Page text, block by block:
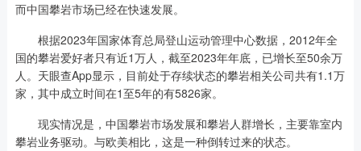
而中国攀岩市场已经在快速发展。
根据2023年国家体育总局登山运动管理中心数据，2012年全
国的攀岩爱好者只有近1万人，截至2023年年底，已增长至50余万
人。天眼查App显示，目前处于存续状态的攀岩相关公司共有1.1万
家，其中成立时间在1至5年的有5826家。
现实情况是，中国攀岩市场发展和攀岩人群增长，主要靠室内
攀岩业务驱动。与欧美相比，这是一种倒转过来的状态。